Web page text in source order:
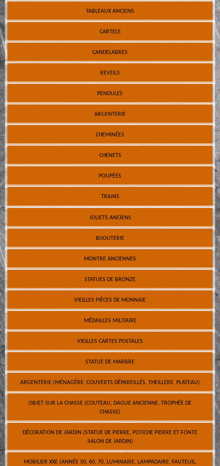
TABLEAUX ANCIENS
CARTELS
CANDELABRES
REVEILS
PENDULES
ARGENTERIE
CHEMINÉES
CHENETS
POUPÉES
TRAINS
JOUETS ANCIENS
BIJOUTERIE
MONTRE ANCIENNES
STATUES DE BRONZE
VIEILLES PIÈCES DE MONNAIE
MÉDAILLES MILITAIRE
VIEILLES CARTES POSTALES
STATUE DE MARBRE
ARGENTERIE (MÉNAGÈRE, COUVERTS DÉPAREILLÉS, THEILLERE, PLATEAU)
OBJET SUR LA CHASSE (COUTEAU, DAGUE ANCIENNE, TROPHÉE DE
CHASSE)
DÉCORATION DE JARDIN (STATUE DE PIERRE, POTICHE PIERRE ET FONTE
SALON DE JARDIN)
MOBILIER XXE (ANNÉE 50, 60, 70, LUMINAIRE, LAMPADAIRE, FAUTEUIL,